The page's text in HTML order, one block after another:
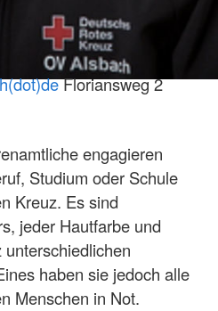
Floriansweg 2
engagieren
Studium oder Schule
Kreuz. Es sind
jeder Hautfarbe und
haben sie jedoch alle
Menschen in Not.